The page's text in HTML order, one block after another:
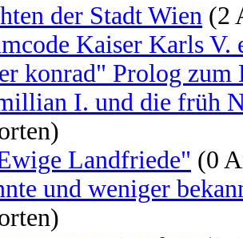
der Stadt Wien (2
Kaiser Karls V.
konrad" Prolog zum
I. und die früh
Landfriede" (0
und weniger